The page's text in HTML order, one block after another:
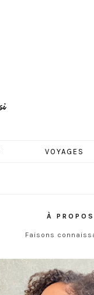
VOYAGES
À PROPOS
Faisons